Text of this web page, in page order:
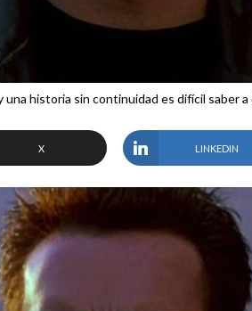
historia sin continuidad es difícil saber
X LINKEDIN